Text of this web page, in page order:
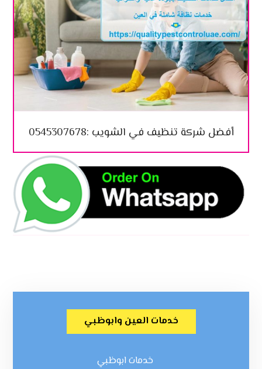
أفضل شركة تنظيف في الشويب :0545307678
خدمات العين وابوظبي
خدمات ابوظبي